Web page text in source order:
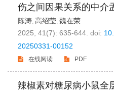
伤之间因果关系的中介
陈涛, 高绍莹, 魏在荣
2025, 41(7): 635-644. doi:
20250331-00152
在线阅读 PDF
辣椒素对糖尿病小鼠全